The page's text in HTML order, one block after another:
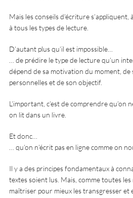
Mais les conseils d’écriture s’appliquent,
à tous les types de lecture.
D’autant plus qu’il est impossible…
… de prédire le type de lecture qu’un
dépend de sa motivation du moment, de
personnelles et de son objectif.
L’important, c’est de comprendre qu’on
on lit dans un livre.
Et donc…
… qu’on n’écrit pas en ligne comme on
Il y a des principes fondamentaux à
textes soient lus. Mais, comme toutes
maîtriser pour mieux les transgresser et